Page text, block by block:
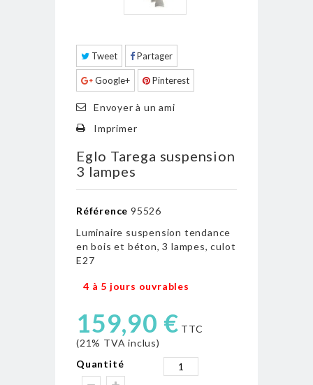
Tweet Partager
Google+ Pinterest
Envoyer à un ami
Imprimer
Eglo Tarega suspension
3 lampes
Référence 95526
Luminaire suspension tendance
en bois et béton, 3 lampes, culot
E27
4 à 5 jours ouvrables
159,90 € TTC
(21% TVA inclus)
Quantité